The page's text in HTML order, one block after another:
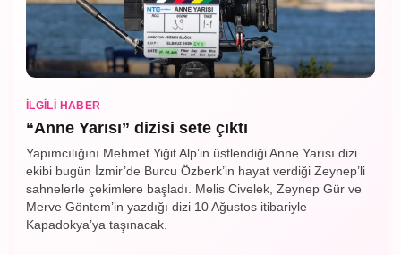
İLGILI HABER
“Anne Yarısı” dizisi sete çıktı
Yapımcılığını Mehmet Yiğit Alp’in üstlendiği Anne Yarısı dizi
ekibi bugün İzmir’de Burcu Özberk’in hayat verdiği Zeynep’li
sahnelerle çekimlere başladı. Melis Civelek, Zeynep Gür ve
Merve Göntem’in yazdığı dizi 10 Ağustos itibariyle
Kapadokya’ya taşınacak.